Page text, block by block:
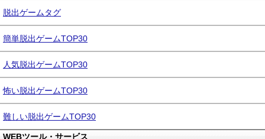
脱出ゲームタグ
簡単脱出ゲームTOP30
人気脱出ゲームTOP30
怖い脱出ゲームTOP30
難しい脱出ゲームTOP30
WEBツール・サービス